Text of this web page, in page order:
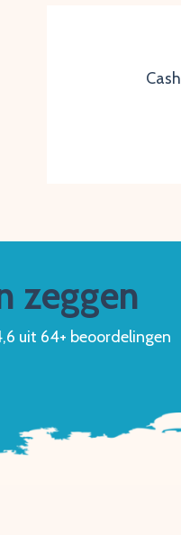
zeggen
uit 64+ beoordelingen